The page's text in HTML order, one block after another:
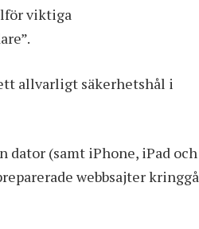
viktiga
allvarligt säkerhetshål i
(samt iPhone, iPad och
webbsajter kringgå